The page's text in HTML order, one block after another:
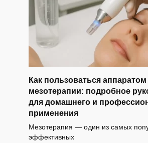
Как пользоваться
мезотерапии: подробное
для домашнего и
применения
Мезотерапия — один из самых
эффективных